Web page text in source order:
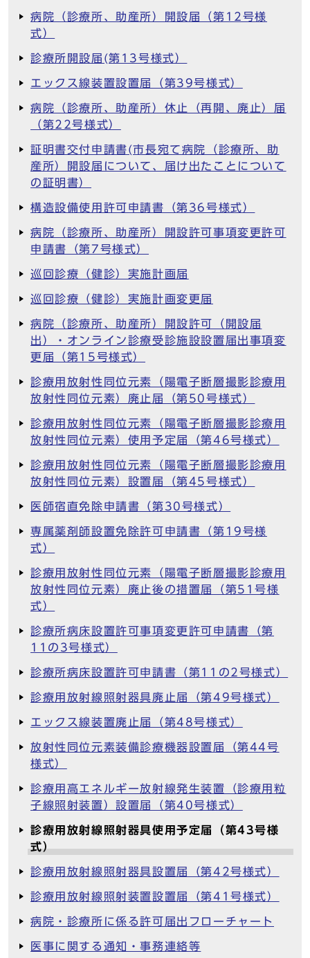
病院（診療所、助産所）開設届（第12号様
式）
診療所開設届(第13号様式）
エックス線装置設置届（第39号様式）
病院（診療所、助産所）休止（再開、廃止）届
（第22号様式）
証明書交付申請書(市長宛て病院（診療所、助
産所）開設届について、届け出たことについて
の証明書）
構造設備使用許可申請書（第36号様式）
病院（診療所、助産所）開設許可事項変更許可
申請書（第7号様式）
巡回診療（健診）実施計画届
巡回診療（健診）実施計画変更届
病院（診療所、助産所）開設許可（開設届
出）・オンライン診療受診施設設置届出事項変
更届（第15号様式）
診療用放射性同位元素（陽電子断層撮影診療用
放射性同位元素）廃止届（第50号様式）
診療用放射性同位元素（陽電子断層撮影診療用
放射性同位元素）使用予定届（第46号様式）
診療用放射性同位元素（陽電子断層撮影診療用
放射性同位元素）設置届（第45号様式）
医師宿直免除申請書（第30号様式）
専属薬剤師設置免除許可申請書（第19号様
式）
診療用放射性同位元素（陽電子断層撮影診療用
放射性同位元素）廃止後の措置届（第51号様
式）
診療所病床設置許可事項変更許可申請書（第
11の3号様式）
診療所病床設置許可申請書（第11の2号様式）
診療用放射線照射器具廃止届（第49号様式）
エックス線装置廃止届（第48号様式）
放射性同位元素装備診療機器設置届（第44号
様式）
診療用高エネルギー放射線発生装置（診療用粒
子線照射装置）設置届（第40号様式）
診療用放射線照射器具使用予定届（第43号様
式）
診療用放射線照射器具設置届（第42号様式）
診療用放射線照射装置設置届（第41号様式）
病院・診療所に係る許可届出フローチャート
医事に関する通知・事務連絡等